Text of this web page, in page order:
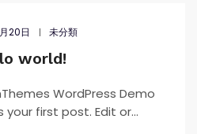
20日 未分類
world!
WordPress Demo
your first post. Edit or...